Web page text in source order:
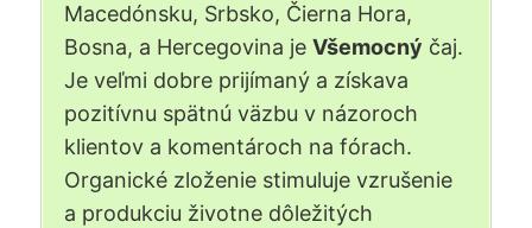
Macedónsku, Srbsko, Čierna Hora,
Bosna, a Hercegovina jeVšemocný čaj.
Je veľmi dobre prijímaný a získava
pozitívnu spätnú väzbu v názoroch
klientov a komentároch na fórach.
Organické zloženie stimuluje vzrušenie
a produkciu životne dôležitých